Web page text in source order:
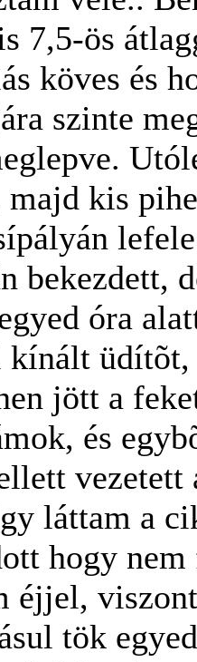
7,5-ös
köves és
szinte
kis
bekezdett,
óra
jött a
és
vezetett
láttam a
hogy nem
éjjel,
tök